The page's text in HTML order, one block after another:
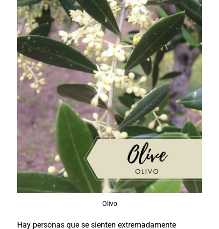
Olivo
Hay personas que se sienten extremadamente